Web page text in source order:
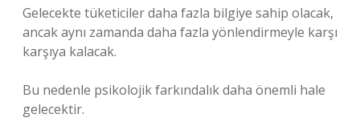
Gelecekte tüketiciler daha fazla bilgiye sahip olacak,
ancak aynı zamanda daha fazla yönlendirmeyle karşı
karşıya kalacak.
Bu nedenle psikolojik farkındalık daha önemli hale
gelecektir.